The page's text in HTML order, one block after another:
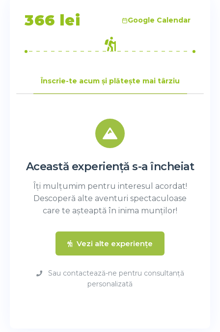
366 lei Google Calendar
Înscrie-te acum și plătește mai târziu
Această experiență s-a încheiat
Îți mulțumim pentru interesul acordat!
Descoperă alte aventuri spectaculoase
care te așteaptă în inima munților!
Vezi alte experiențe
Sau contactează-ne pentru consultanță
personalizată